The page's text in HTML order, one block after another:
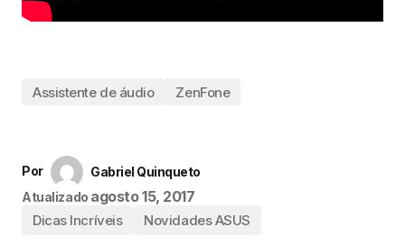
Assistente de áudio ZenFone
Por
Gabriel Quinqueto
Atualizado agosto 15, 2017
Dicas Incríveis Novidades ASUS